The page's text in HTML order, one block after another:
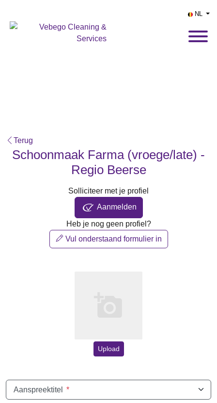
NL
Terug
Schoonmaak Farma (vroege/late) -
Regio Beerse
Solliciteer met je profiel
Aanmelden
Heb je nog geen profiel?
Vul onderstaand formulier in
Upload
Aanspreektitel *